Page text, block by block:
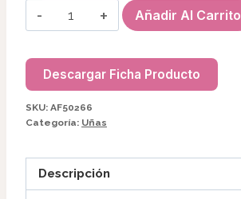
CABINA
SUN19
UV/LED
36W
AF50266
Añadir Al Carrito
Descargar Ficha Producto
SKU: AF50266
Categoría: Uñas
Descripción